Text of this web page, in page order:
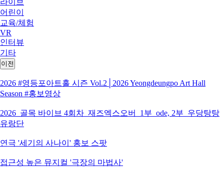
라이브
어린이
교육/체험
VR
인터뷰
기타
이전
2026 #영등포아트홀 시즌 Vol.2│2026 Yeongdeungpo Art Hall
Season #홍보영상
2026_골목 바이브 4회차_재즈엑스오버_1부_ode, 2부_우당탕탕
유랑단
연극 '세기의 사나이' 홍보 스팟
접근성 높은 뮤지컬 '극장의 마법사'